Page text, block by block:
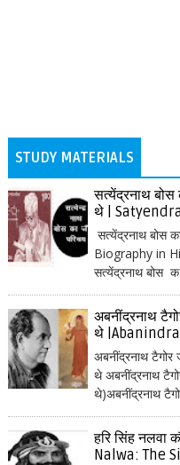
STUDY MATERIALS
सत्येंद्रनाथ बोस
थे |
सत्येंद्रनाथ बोस
Biography in
सत्येंद्रनाथ बोस
अबनींद्रनाथ
थे
अबनींद्रनाथ
थे अबनींद्रनाथ
थे)अबनींद्रनाथ
हरि सिंह नलवा
Nalwa: The